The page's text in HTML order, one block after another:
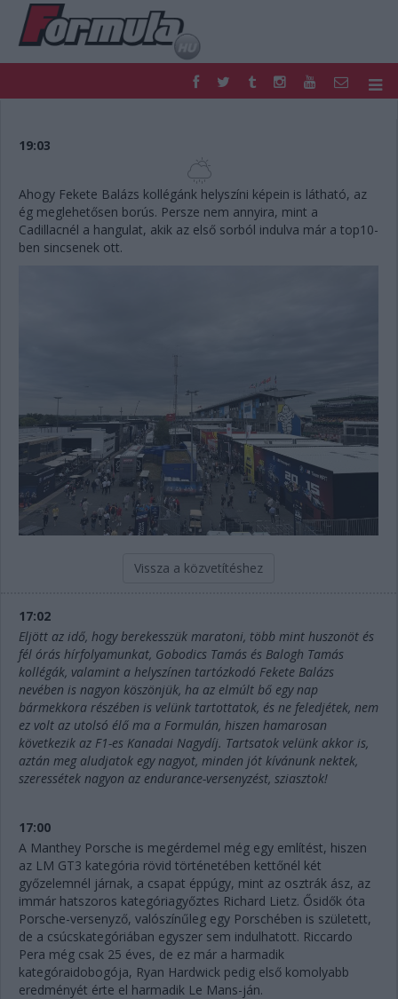
FORMULA
HAZAI
RETRO
EGYÉB
PODCAST
SHOP
LIVE
TIPPJÁTÉK
DIGITÁLIS MAGAZIN
19:03
Ahogy Fekete Balázs kollégánk helyszíni képein is látható, az
ég meglehetősen borús. Persze nem annyira, mint a
Cadillacnél a hangulat, akik az első sorból indulva már a top10-
ben sincsenek ott.
Vissza a közvetítéshez
17:02
Eljött az idő, hogy berekesszük maratoni, több mint huszonöt és
fél órás hírfolyamunkat, Gobodics Tamás és Balogh Tamás
kollégák, valamint a helyszínen tartózkodó Fekete Balázs
nevében is nagyon köszönjük, ha az elmúlt bő egy nap
bármekkora részében is velünk tartottatok, és ne feledjétek, nem
ez volt az utolsó élő ma a Formulán, hiszen hamarosan
következik az F1-es Kanadai Nagydíj. Tartsatok velünk akkor is,
aztán meg aludjatok egy nagyot, minden jót kívánunk nektek,
szeressétek nagyon az endurance-versenyzést, sziasztok!
17:00
A Manthey Porsche is megérdemel még egy említést, hiszen
az LM GT3 kategória rövid történetében kettőnél két
győzelemnél járnak, a csapat éppúgy, mint az osztrák ász, az
immár hatszoros kategóriagyőztes Richard Lietz. Ősidők óta
Porsche-versenyző, valószínűleg egy Porschében is született,
de a csúcskategóriában egyszer sem indulhatott. Riccardo
Pera még csak 25 éves, de ez már a harmadik
kategóraidobogója, Ryan Hardwick pedig első komolyabb
eredményét érte el harmadik Le Mans-ján.